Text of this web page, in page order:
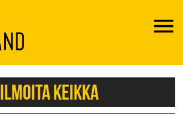
ILMOITA KEIKKA